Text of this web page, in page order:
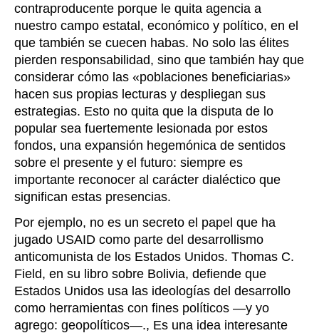
contraproducente porque le quita agencia a
nuestro campo estatal, económico y político, en el
que también se cuecen habas. No solo las élites
pierden responsabilidad, sino que también hay que
considerar cómo las «poblaciones beneficiarias»
hacen sus propias lecturas y despliegan sus
estrategias. Esto no quita que la disputa de lo
popular sea fuertemente lesionada por estos
fondos, una expansión hegemónica de sentidos
sobre el presente y el futuro: siempre es
importante reconocer al carácter dialéctico que
significan estas presencias.
Por ejemplo, no es un secreto el papel que ha
jugado USAID como parte del desarrollismo
anticomunista de los Estados Unidos. Thomas C.
Field, en su libro sobre Bolivia, defiende que
Estados Unidos usa las ideologías del desarrollo
como herramientas con fines políticos —y yo
agrego: geopolíticos—., Es una idea interesante